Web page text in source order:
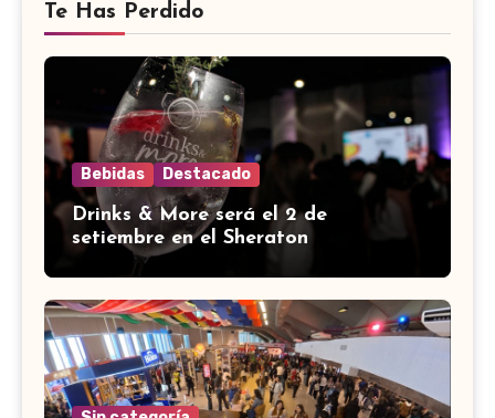
Te Has Perdido
Bebidas Destacado
Drinks & More será el 2 de
setiembre en el Sheraton